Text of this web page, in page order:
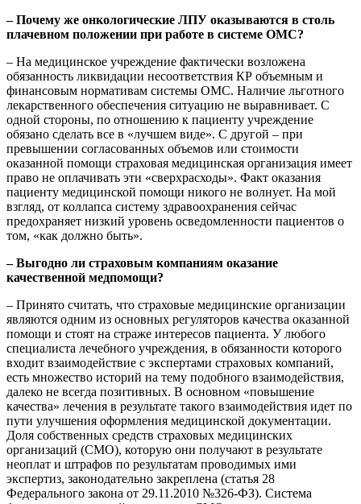
– Почему же онкологические ЛПУ оказываются в столь
плачевном положении при работе в системе ОМС?
– На медицинское учреждение фактически возложена
обязанность ликвидации несоответствия КР объемным и
финансовым нормативам системы ОМС. Наличие льготного
лекарственного обеспечения ситуацию не выравнивает. С
одной стороны, по отношению к пациенту учреждение
обязано сделать все в «лучшем виде». С другой – при
превышении согласованных объемов или стоимости
оказанной помощи страховая медицинская организация имеет
право не оплачивать эти «сверхрасходы». Факт оказания
пациенту медицинской помощи никого не волнует. На мой
взгляд, от коллапса систему здравоохранения сейчас
предохраняет низкий уровень осведомленности пациентов о
том, «как должно быть».
– Выгодно ли страховым компаниям оказание
качественной медпомощи?
– Принято считать, что страховые медицинские организации
являются одним из основных регуляторов качества оказанной
помощи и стоят на страже интересов пациента. У любого
специалиста лечебного учреждения, в обязанности которого
входит взаимодействие с экспертами страховых компаний,
есть множество историй на тему подобного взаимодействия,
далеко не всегда позитивных. В основном «повышение
качества» лечения в результате такого взаимодействия идет по
пути улучшения оформления медицинской документации.
Доля собственных средств страховых медицинских
организаций (СМО), которую они получают в результате
неоплат и штрафов по результатам проводимых ими
экспертиз, законодательно закреплена (статья 28
Федерального закона от 29.11.2010 №326-ФЗ). Система